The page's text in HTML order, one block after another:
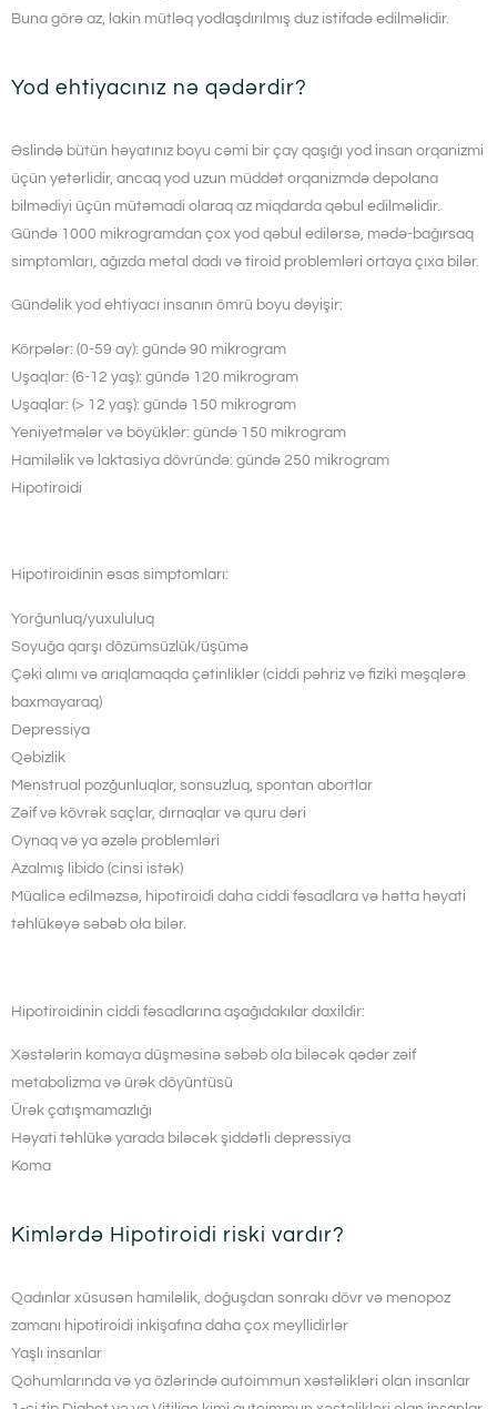
Buna görə az, lakin mütləq yodlaşdırılmış duz istifadə edilməlidir.
Yod ehtiyacınız nə qədərdir?
Əslində bütün həyatınız boyu cəmi bir çay qaşığı yod insan orqanizmi
üçün yetərlidir, ancaq yod uzun müddət orqanizmdə depolana
bilmədiyi üçün mütəmadi olaraq az miqdarda qəbul edilməlidir.
Gündə 1000 mikrogramdan çox yod qəbul edilərsə, mədə-bağırsaq
simptomları, ağızda metal dadı və tiroid problemləri ortaya çıxa bilər.
Gündəlik yod ehtiyacı insanın ömrü boyu dəyişir:
Körpələr: (0-59 ay): gündə 90 mikrogram
Uşaqlar: (6-12 yaş): gündə 120 mikrogram
Uşaqlar: (> 12 yaş): gündə 150 ​​mikrogram
Yeniyetmələr və böyüklər: gündə 150 ​​mikrogram
Hamiləlik və laktasiya dövründə: gündə 250 mikrogram
Hipotiroidi
Hipotiroidinin əsas simptomları:
Yorğunluq/yuxululuq
Soyuğa qarşı dözümsüzlük/üşümə
Çəki alımı və arıqlamaqda çətinliklər (ciddi pəhriz və fiziki məşqlərə
baxmayaraq)
Depressiya
Qəbizlik
Menstrual pozğunluqlar, sonsuzluq, spontan abortlar
Zəif və kövrək saçlar, dırnaqlar və quru dəri
Oynaq və ya əzələ problemləri
Azalmış libido (cinsi istək)
Müalicə edilməzsə, hipotiroidi daha ciddi fəsadlara və hətta həyati
təhlükəyə səbəb ola bilər.
Hipotiroidinin ciddi fəsadlarına aşağıdakılar daxildir:
Xəstələrin komaya düşməsinə səbəb ola biləcək qədər zəif
metabolizma və ürək döyüntüsü
Ürək çatışmamazlığı
Həyati təhlükə yarada biləcək şiddətli depressiya
Koma
Kimlərdə Hipotiroidi riski vardır?
Qadınlar xüsusən hamiləlik, doğuşdan sonrakı dövr və menopoz
zamanı hipotiroidi inkişafına daha çox meyllidirlər
Yaşlı insanlar
Qohumlarında və ya özlərində autoimmun xəstəlikləri olan insanlar